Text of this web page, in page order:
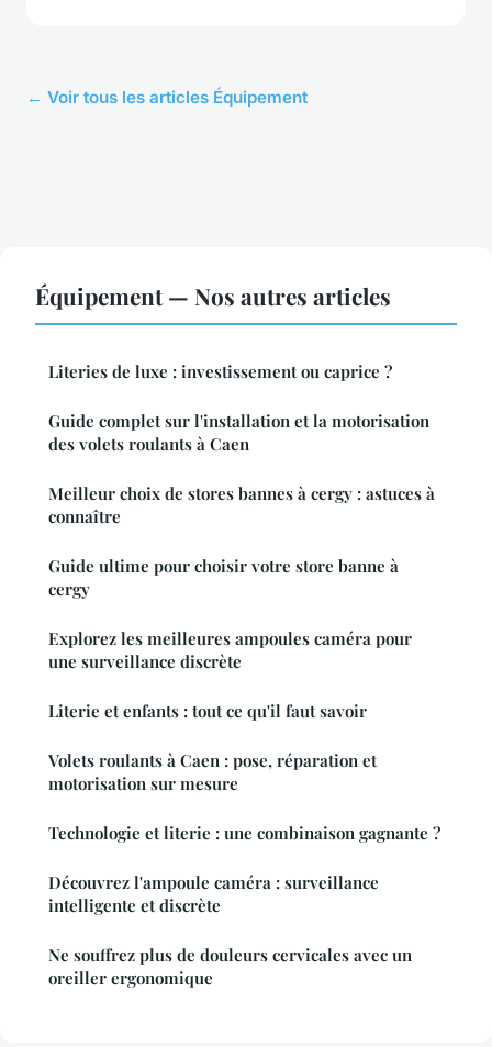
← Voir tous les articles Équipement
Équipement — Nos autres articles
Literies de luxe : investissement ou caprice ?
Guide complet sur l'installation et la motorisation
des volets roulants à Caen
Meilleur choix de stores bannes à cergy : astuces à
connaître
Guide ultime pour choisir votre store banne à
cergy
Explorez les meilleures ampoules caméra pour
une surveillance discrète
Literie et enfants : tout ce qu'il faut savoir
Volets roulants à Caen : pose, réparation et
motorisation sur mesure
Technologie et literie : une combinaison gagnante ?
Découvrez l'ampoule caméra : surveillance
intelligente et discrète
Ne souffrez plus de douleurs cervicales avec un
oreiller ergonomique